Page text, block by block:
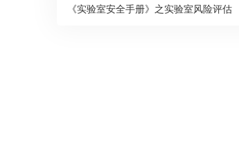
《实验室安全手册》之实验室风险评估